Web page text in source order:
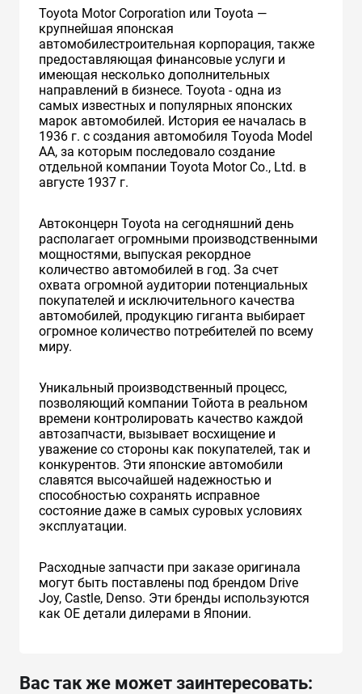
Toyota Motor Corporation или Toyota —
крупнейшая японская
автомобилестроительная корпорация, также
предоставляющая финансовые услуги и
имеющая несколько дополнительных
направлений в бизнесе. Toyota - одна из
самых известных и популярных японских
марок автомобилей. История ее началась в
1936 г. с создания автомобиля Toyoda Model
AA, за которым последовало создание
отдельной компании Toyota Motor Co., Ltd. в
августе 1937 г.
Автоконцерн Toyota на сегодняшний день
располагает огромными производственными
мощностями, выпуская рекордное
количество автомобилей в год. За счет
охвата огромной аудитории потенциальных
покупателей и исключительного качества
автомобилей, продукцию гиганта выбирает
огромное количество потребителей по всему
миру.
Уникальный производственный процесс,
позволяющий компании Тойота в реальном
времени контролировать качество каждой
автозапчасти, вызывает восхищение и
уважение со стороны как покупателей, так и
конкурентов. Эти японские автомобили
славятся высочайшей надежностью и
способностью сохранять исправное
состояние даже в самых суровых условиях
эксплуатации.
Расходные запчасти при заказе оригинала
могут быть поставлены под брендом Drive
Joy, Castle, Denso. Эти бренды используются
как ОЕ детали дилерами в Японии.
Вас так же может заинтересовать: